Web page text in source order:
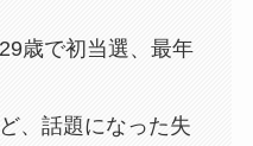
歳で初当選、最年
、話題になった失